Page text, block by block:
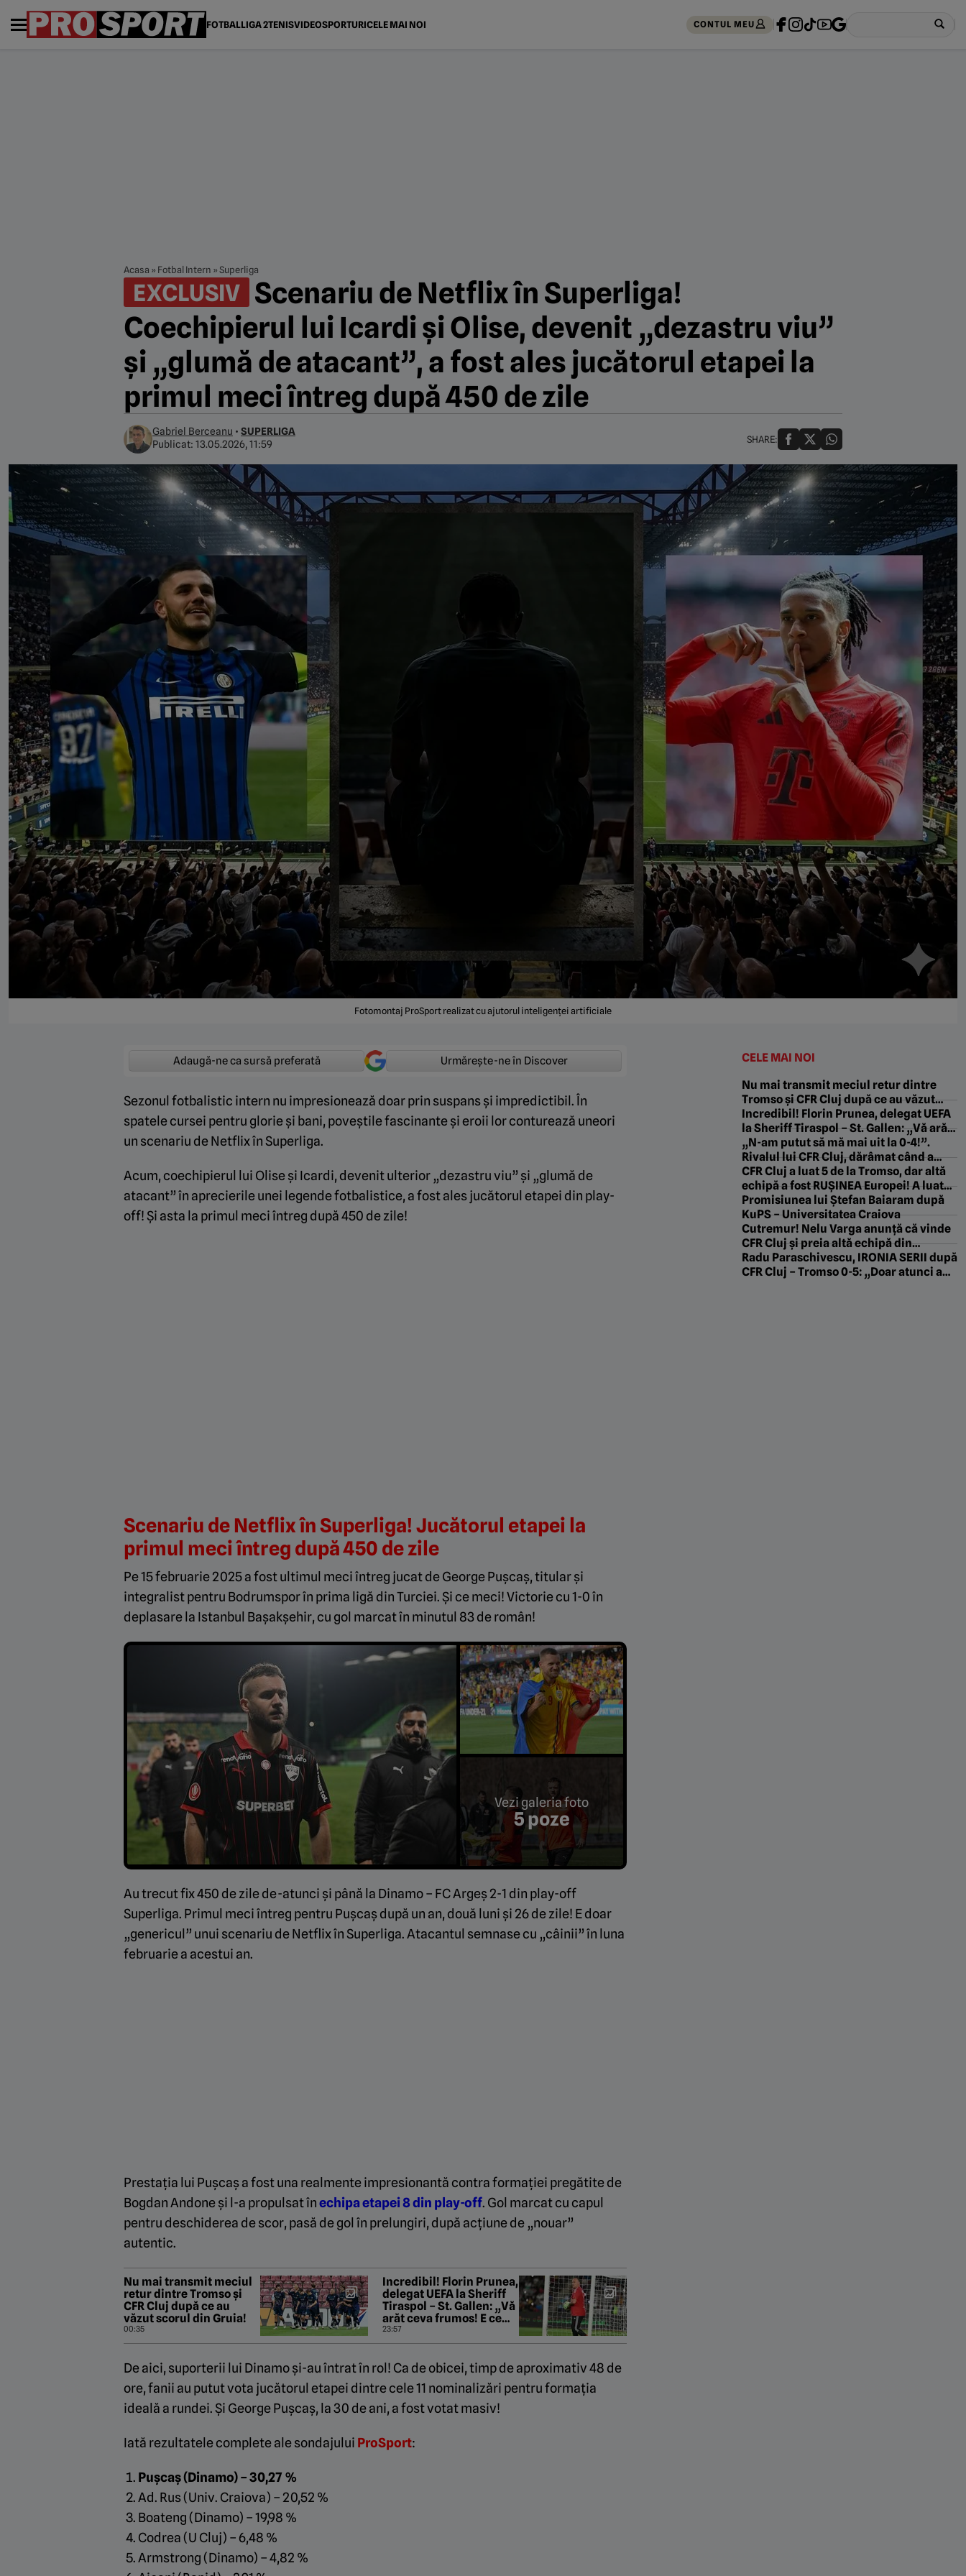
FOTBALLIGA 2TENISVIDEOSPORTURICELE MAI NOI CONTUL MEU
Acasa » Fotbal Intern »Superliga
EXCLUSIV Scenariu de Netflix în Superliga!
Coechipierul lui Icardi și Olise, devenit „dezastru viu”
și „glumă de atacant”, a fost ales jucătorul etapei la
primul meci întreg după 450 de zile
Gabriel Berceanu • SUPERLIGA
Publicat: 13.05.2026, 11:59 SHARE:
Fotomontaj ProSport realizat cu ajutorul inteligenței artificiale
Adaugă-ne ca sursă preferată Urmărește-ne în Discover
Sezonul fotbalistic intern nu impresionează doar prin suspans și impredictibil. În
spatele cursei pentru glorie și bani, poveștile fascinante și eroii lor conturează uneori
un scenariu de Netflix în Superliga.
Acum, coechipierul lui Olise și Icardi, devenit ulterior „dezastru viu” și „glumă de
atacant” în aprecierile unei legende fotbalistice, a fost ales jucătorul etapei din play-
off! Și asta la primul meci întreg după 450 de zile!
Scenariu de Netflix în Superliga! Jucătorul etapei la
primul meci întreg după 450 de zile
Pe 15 februarie 2025 a fost ultimul meci întreg jucat de George Pușcaș, titular și
integralist pentru Bodrumspor în prima ligă din Turciei. Și ce meci! Victorie cu 1-0 în
deplasare la Istanbul Bașakșehir, cu gol marcat în minutul 83 de român!
Vezi galeria foto
5 poze
Au trecut fix 450 de zile de-atunci și până la Dinamo – FC Argeș 2-1 din play-off
Superliga. Primul meci întreg pentru Pușcaș după un an, două luni și 26 de zile! E doar
„genericul” unui scenariu de Netflix în Superliga. Atacantul semnase cu „câinii” în luna
februarie a acestui an.
Prestația lui Pușcaș a fost una realmente impresionantă contra formației pregătite de
Bogdan Andone și l-a propulsat înechipa etapei 8 din play-off. Gol marcat cu capul
pentru deschiderea de scor, pasă de gol în prelungiri, după acțiune de „nouar”
autentic.
Nu mai transmit meciul
retur dintre Tromso și
CFR Cluj după ce au
văzut scorul din Gruia!
00:35
Incredibil! Florin Prunea,
delegat UEFA la Sheriff
Tiraspol – St. Gallen: „Vă
arăt ceva frumos! E ce
trebuie, Fratello?”
23:57
De aici, suporterii lui Dinamo și-au întrat în rol! Ca de obicei, timp de aproximativ 48 de
ore, fanii au putut vota jucătorul etapei dintre cele 11 nominalizări pentru formația
ideală a rundei. Și George Pușcaș, la 30 de ani, a fost votat masiv!
Iată rezultatele complete ale sondajului ProSport:
Pușcaș (Dinamo) – 30,27 %
Ad. Rus (Univ. Craiova) – 20,52 %
Boateng (Dinamo) – 19,98 %
Codrea (U Cluj) – 6,48 %
Armstrong (Dinamo) – 4,82 %
CELE MAI NOI
Nu mai transmit meciul retur dintre
Tromso și CFR Cluj după ce au văzut
scorul din Gruia!
Incredibil! Florin Prunea, delegat UEFA
la Sheriff Tiraspol – St. Gallen: „Vă arăt
ceva frumos! E ce trebuie, Fratello?”
„N-am putut să mă mai uit la 0-4!”.
Rivalul lui CFR Cluj, dărâmat când a
văzut ce a făcut Tromso în Gruia
CFR Cluj a luat 5 de la Tromso, dar altă
echipă a fost RUȘINEA Europei! A luat
gol după gol și s-a făcut de râs
Promisiunea lui Ștefan Baiaram după
KuPS – Universitatea Craiova
Cutremur! Nelu Varga anunță că vinde
CFR Cluj și preia altă echipă din
Superliga: „O s-o duc în Champions
League!”. EXCLUSIV
Radu Paraschivescu, IRONIA SERII după
CFR Cluj – Tromso 0-5: „Doar atunci au